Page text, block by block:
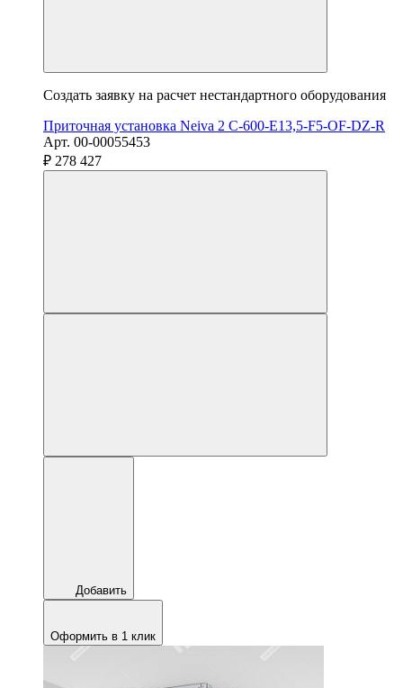
Создать заявку на расчет нестандартного оборудования
Приточная установка Neiva 2 C-600-E13,5-F5-OF-DZ-R
Арт. 00-00055453
₽ 278 427
Добавить
Оформить в 1 клик